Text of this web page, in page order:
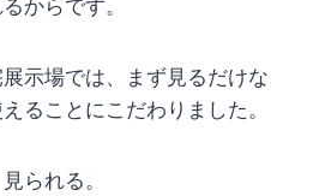
からです。
示場では、まず見るだけな
ることにこだわりました。
られる。